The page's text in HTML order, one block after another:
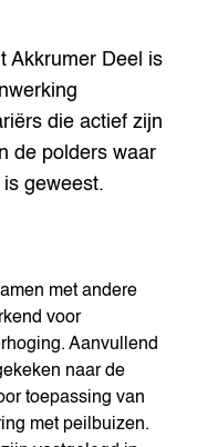
Akkrumer Deel is
die actief zijn
de polders waar
geweest.
met andere
voor
Aanvullend
naar de
toepassing van
met peilbuizen.